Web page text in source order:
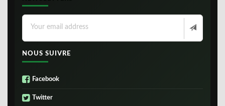
NOUS SUIVRE
Facebook
Twitter